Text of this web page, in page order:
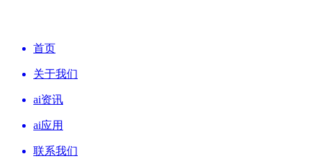
首页
关于我们
ai资讯
ai应用
联系我们